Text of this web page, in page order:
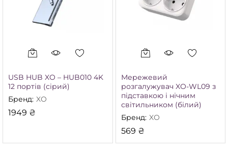
USB HUB XO – HUB010 4K
12 портів (сірий)
Бренд: XO
1949 ₴
Мережевий
розгалужувач XO-WL09 з
підставкою і нічним
світильником (білий)
Бренд: XO
569 ₴